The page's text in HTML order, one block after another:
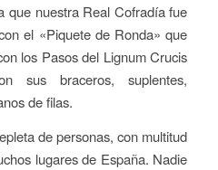
que nuestra Real Cofradía fue
el «Piquete de Ronda» que
los Pasos del Lignum Crucis
sus braceros, suplentes,
de filas.
de personas, con multitud
lugares de España. Nadie